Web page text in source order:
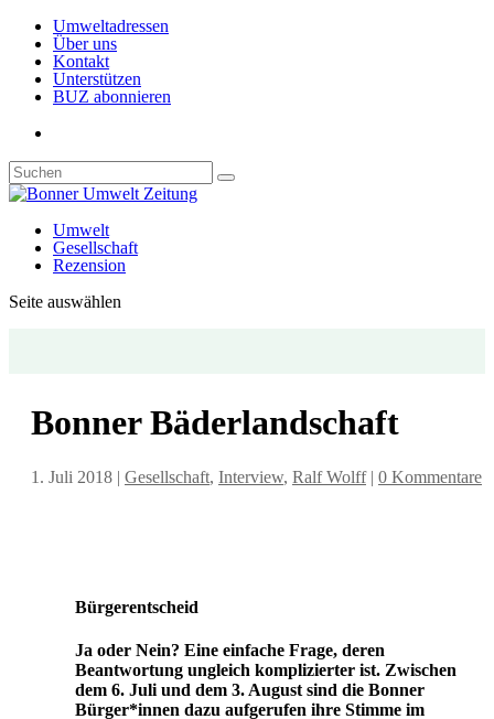
Umweltadressen
Über uns
Kontakt
Unterstützen
BUZ abonnieren
Umwelt
Gesellschaft
Rezension
Seite auswählen
Bonner Bäderlandschaft
1. Juli 2018 | Gesellschaft, Interview, Ralf Wolff| 0 Kommentare
Bürgerentscheid
Ja oder Nein? Eine einfache Frage, deren
Beantwortung ungleich komplizierter ist. Zwischen
dem 6. Juli und dem 3. August sind die Bonner
Bürger*innen dazu aufgerufen ihre Stimme im